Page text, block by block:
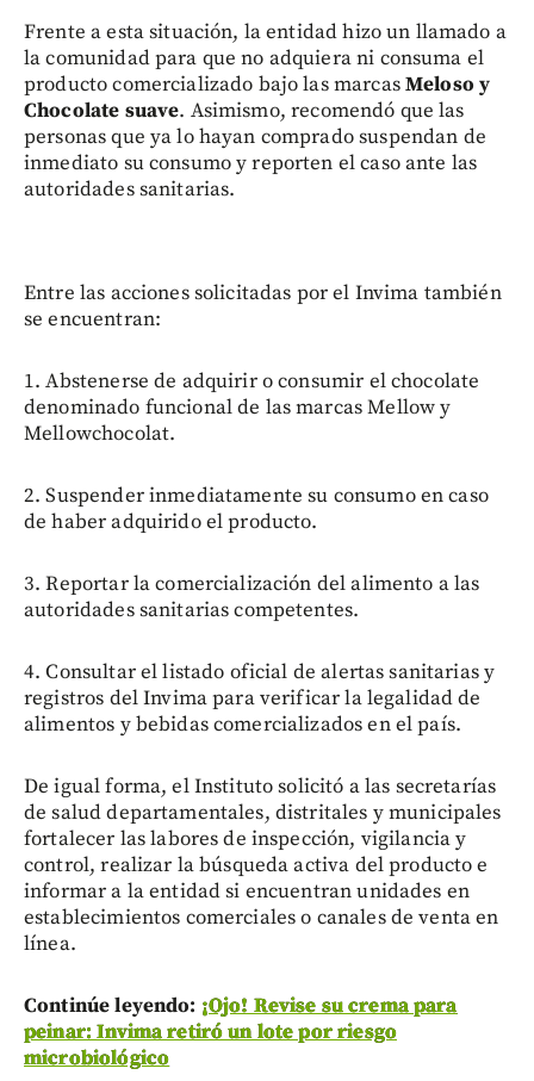
Frente a esta situación, la entidad hizo un llamado a
la comunidad para que no adquiera ni consuma el
producto comercializado bajo las marcasMeloso y
Chocolate suave. Asimismo, recomendó que las
personas que ya lo hayan comprado suspendan de
inmediato su consumo y reporten el caso ante las
autoridades sanitarias.
Entre las acciones solicitadas por el Invima también
se encuentran:
1. Abstenerse de adquirir o consumir el chocolate
denominado funcional de las marcas Mellow y
Mellowchocolat.
2. Suspender inmediatamente su consumo en caso
de haber adquirido el producto.
3. Reportar la comercialización del alimento a las
autoridades sanitarias competentes.
4. Consultar el listado oficial de alertas sanitarias y
registros del Invima para verificar la legalidad de
alimentos y bebidas comercializados en el país.
De igual forma, el Instituto solicitó a las secretarías
de salud departamentales, distritales y municipales
fortalecer las labores de inspección, vigilancia y
control, realizar la búsqueda activa del producto e
informar a la entidad si encuentran unidades en
establecimientos comerciales o canales de venta en
línea.
Continúe leyendo: ¡Ojo! Revise su crema para
peinar: Invima retiró un lote por riesgo
microbiológico